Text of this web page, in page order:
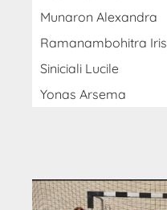
Munaron Alexandra
Ramanambohitra Iris
Siniciali Lucile
Yonas Arsema